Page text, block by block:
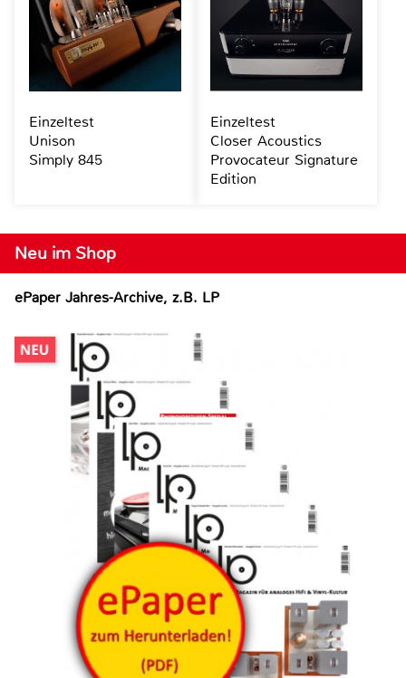
Neu im Shop
ePaper Jahres-Archive, z.B. LP
Einzeltest
Unison
Simply 845
Einzeltest
Closer Acoustics
Provocateur Signature
Edition